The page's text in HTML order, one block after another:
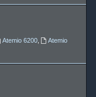
Atemio 6200,
Atemio